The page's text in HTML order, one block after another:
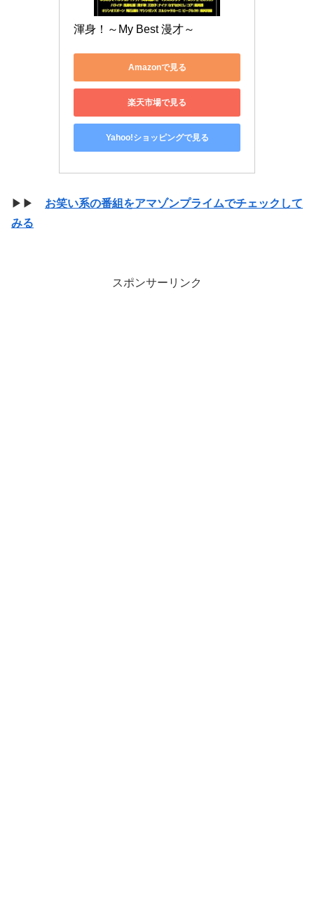
渾身！～My Best 漫才～
Amazonで見る
楽天市場で見る
Yahoo!ショッピングで見る
▶▶ お笑い系の番組をアマゾンプライムでチェックして
みる
スポンサーリンク